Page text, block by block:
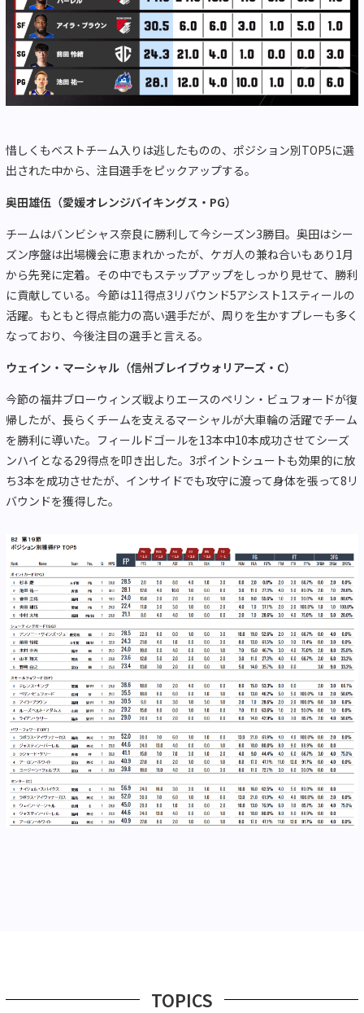
惜しくもベストチーム入りは逃したものの、ポジション別TOP5に選
出された中から、注目選手をピックアップする。
奥田雄伍（愛媛オレンジバイキングス・ PG）
チームはバンビシャス奈良に勝利して今シーズン3勝目。奥田はシー
ズン序盤は出場機会に恵まれかったが、ケガ人の兼ね合いもあり 1月
から先発に定着。その中でもステップアップをしっかり見せて、勝利
に貢献している。今節は11得点3 リバウンド5アシスト1 スティールの
活躍。もともと得点能力の高い選手だが、周りを生かすプレーも多く
なっており、今後注目の選手と言える。
ウェイン・マーシャル （信州ブレイブウォリアーズ・ C）
今節の福井ブローウィンズ戦よりエースのペリン・ビュフォードが復
帰したが、長らくチームを支えるマーシャルが大車輪の活躍でチーム
を勝利に導いた。フィールドゴールを13本中10本成功させてシーズ
ンハイとなる29得点を叩き出した。 3ポイントシュートも効果的に放
ち3本を成功させたが、インサイドでも攻守に渡って身体を張って8 リ
バウンドを獲得した。
TOPICS